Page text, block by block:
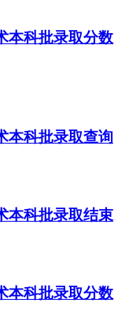
本科批录取分数
本科批录取查询
本科批录取结束
本科批录取分数